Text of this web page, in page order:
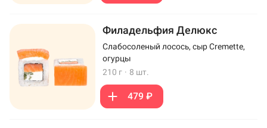
Филадельфия Делюкс
Слабосоленый лосось, сыр Cremette,
огурцы
210 г · 8 шт.
479 ₽